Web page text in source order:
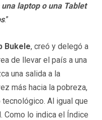
laptop o una Tablet
.”
Bukele, creó y delegó a
de llevar el país a una
una salida a la
más hacia la pobreza,
Al igual que
Como lo indica el Índice